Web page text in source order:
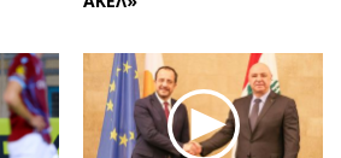
Αυτοκίνηση
Πολιτική
Οικονομία
Γενικά